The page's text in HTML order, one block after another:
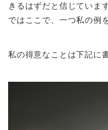
きるはずだと信じています
ではここで、一つ私の例
私の得意なことは下記に